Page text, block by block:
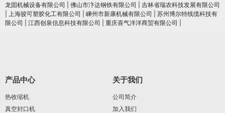
龙固机械设备有限公司
佛山市汴达钢铁有限公司
吉林省瑞农科技发展有限公司
上海骏可塑胶化工有限公司 嵊州市新康机械有限公司
苏州博尔特线缆科技有
限公司
江西创泉信息科技有限公司 重庆喜气洋洋商贸有限公司
产品中心
热收缩机
真空封口机
关于我们
公司简介
加入我们